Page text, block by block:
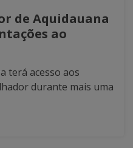
de Aquidauana
ao
terá acesso aos
durante mais uma